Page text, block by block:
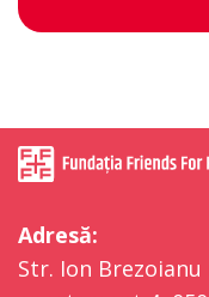
Adresă:
Str. Ion Brezoianu